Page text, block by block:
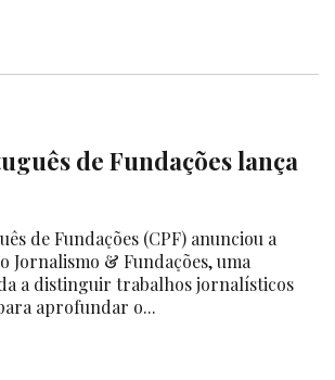
de Fundações lança
de Fundações (CPF) anunciou a
Jornalismo & Fundações, uma
a distinguir trabalhos jornalísticos
aprofundar o...